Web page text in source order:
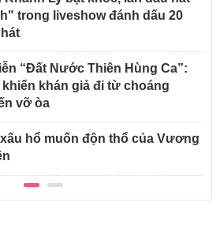
trong liveshow đánh dấu 20
“Đất Nước Thiên Hùng Ca”:
khiến khán giả đi từ choáng
vỡ òa
hổ muốn độn thổ của Vương